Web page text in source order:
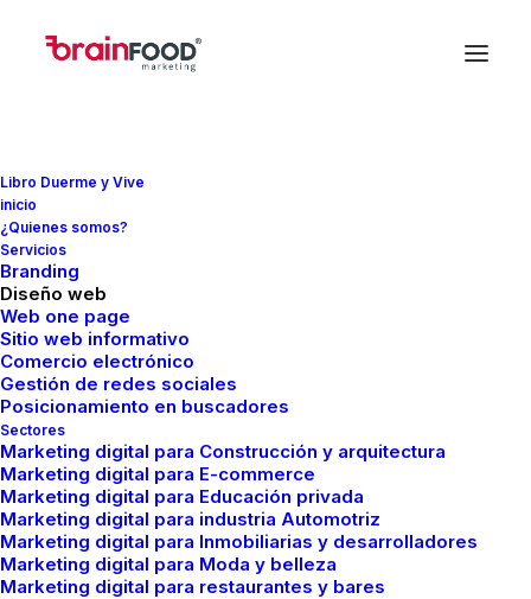
Libro Duerme y Vive
inicio
¿Quienes somos?
Servicios
Branding
Diseño web
Web one page
Sitio web informativo
Comercio electrónico
Gestión de redes sociales
Posicionamiento en buscadores
Sectores
Marketing digital para Construcción y arquitectura
Marketing digital para E-commerce
Marketing digital para Educación privada
Marketing digital para industria Automotriz
Marketing digital para Inmobiliarias y desarrolladores
Marketing digital para Moda y belleza
Marketing digital para restaurantes y bares
Uncategorized
Nothing Found
It seems we can’t find what you’re looking for.
Perhaps searching can help.